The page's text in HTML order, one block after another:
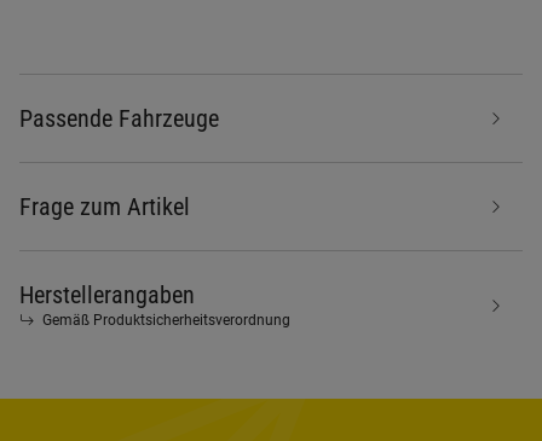
Passende Fahrzeuge
Frage zum Artikel
Herstellerangaben
Gemäß Produktsicherheitsverordnung